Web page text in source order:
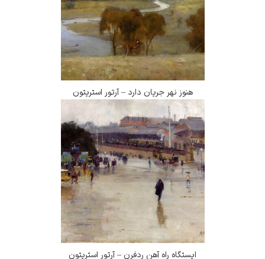
هنوز نهر جریان دارد – آرتور استریتون
ایستگاه راه آهن ردفرن – آرتور استریتون